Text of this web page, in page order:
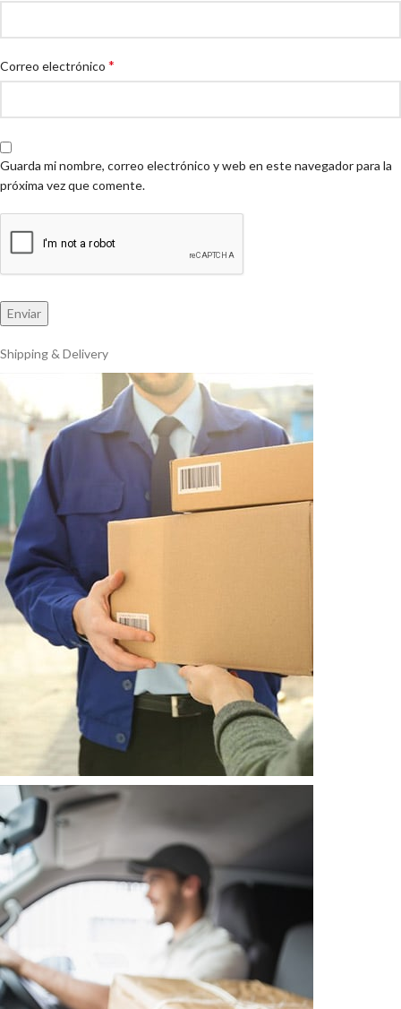
Correo electrónico *
Guarda mi nombre, correo electrónico y web en este navegador para la
próxima vez que comente.
Shipping & Delivery